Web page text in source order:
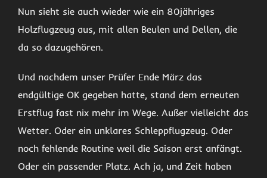
Nun sieht sie auch wieder wie ein 80jähriges
Holzflugzeug aus, mit allen Beulen und Dellen, die
da so dazugehören.
Und nachdem unser Prüfer Ende März das
endgültige OK gegeben hatte, stand dem erneuten
Erstflug fast nix mehr im Wege. Außer vielleicht das
Wetter. Oder ein unklares Schleppflugzeug. Oder
noch fehlende Routine weil die Saison erst anfängt.
Oder ein passender Platz. Ach ja, und Zeit haben